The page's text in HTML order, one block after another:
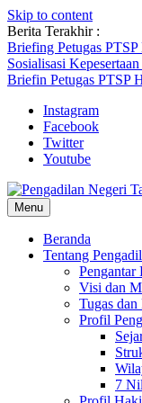
Skip to content
Berita Terakhir :
Briefing Petugas
Sosialisasi
Briefin Petugas PTSP
Instagram
Facebook
Twitter
Youtube
Menu
Beranda
Tentang
Pengantar
Visi dan
Tugas dan
Profil
7